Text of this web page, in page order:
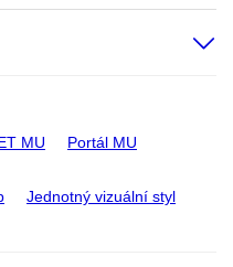
MU Portál MU
Jednotný vizuální styl